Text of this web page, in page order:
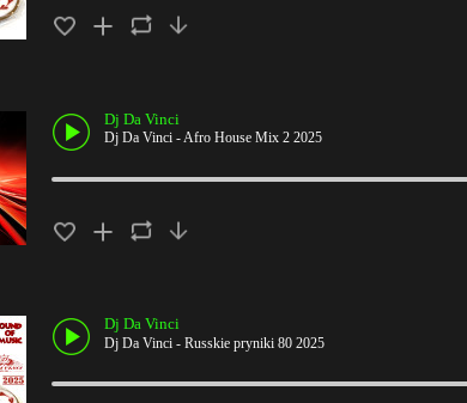
Dj Da Vinci
Dj Da Vinci - Afro House Mix 2 2025
Dj Da Vinci
Dj Da Vinci - Russkie pryniki 80 2025